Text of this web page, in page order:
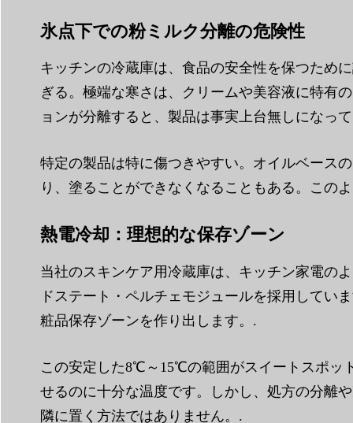
氷点下での粉ミルク分離の危険性
キッチンの冷蔵庫は、食品の安全性を保つため
ぎる。極端な寒さは、クリームや美容液に特有
ョンが分離すると、製品は事実上台無しになっ
特定の製品は特に傷つきやすい。オイルベース
り、塗ることができなくなることもある。この
熱電冷却：理想的な保存ゾーン
当社のスキンケア用冷蔵庫は、キッチン家電の
ドステート・ペルチェモジュールを採用して
粧品保存ゾーンを作り出します。.
この安定した8℃～15℃の範囲がスイートスポッ
せるのに十分な温度です。しかし、処方の分離
隣に置く方法ではありません。.